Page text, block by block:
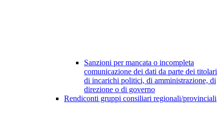
Sanzioni per mancata o incompleta
comunicazione dei dati da parte dei titolari
di incarichi politici, di amministrazione, di
direzione o di governo
Rendiconti gruppi consiliari regionali/provinciali